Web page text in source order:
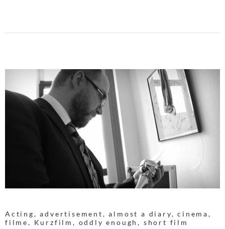
Acting,advertisement,almost a diary,cinema,
filme, Kurzfilm, oddly enough, short film